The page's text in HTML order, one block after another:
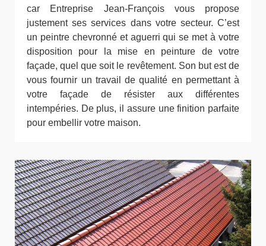
car Entreprise Jean-François vous propose
justement ses services dans votre secteur. C’est
un peintre chevronné et aguerri qui se met à votre
disposition pour la mise en peinture de votre
façade, quel que soit le revêtement. Son but est de
vous fournir un travail de qualité en permettant à
votre façade de résister aux différentes
intempéries. De plus, il assure une finition parfaite
pour embellir votre maison.